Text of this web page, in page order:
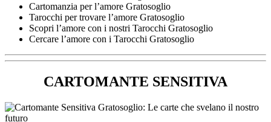
Cartomanzia per l’amore Gratosoglio
Tarocchi per trovare l’amore Gratosoglio
Scopri l’amore con i nostri Tarocchi Gratosoglio
Cercare l’amore con i Tarocchi Gratosoglio
CARTOMANTE SENSITIVA